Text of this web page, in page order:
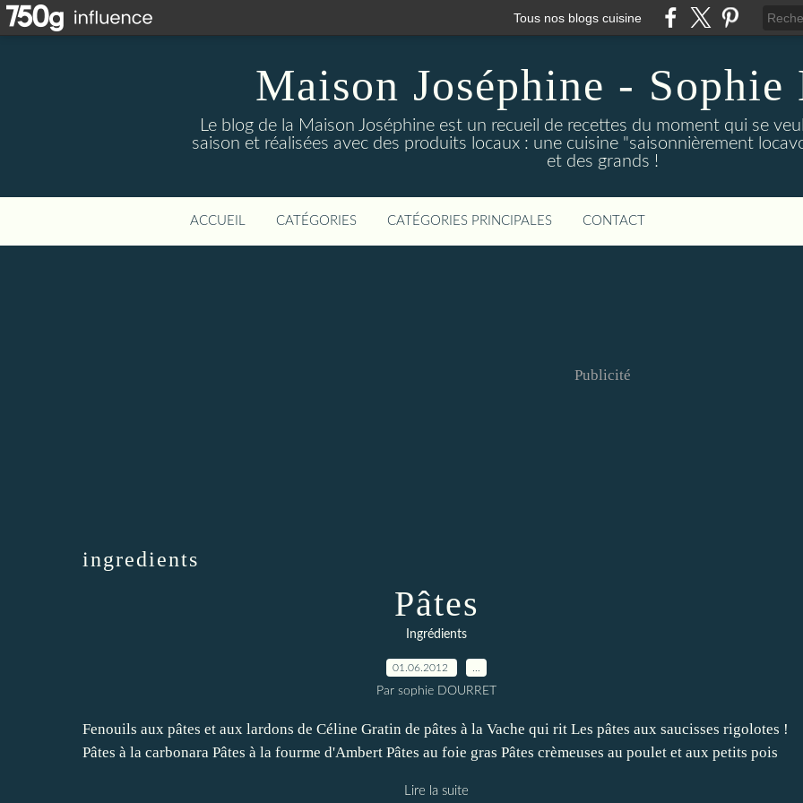
Tous nos blogs cuisine
Maison Joséphine - Sophie
Le blog de la Maison Joséphine est un recueil de recettes du moment qui se
saison et réalisées avec des produits locaux : une cuisine "saisonnièrement
et des grands !
ACCUEIL CATÉGORIES CATÉGORIES PRINCIPALES CONTACT
Publicité
ingredients
Pâtes
Ingrédients
01.06.2012
Par sophie DOURRET
Fenouils aux pâtes et aux lardons de Céline Gratin de pâtes à la Vache qui rit Les pâtes aux saucisses rigolotes !
Pâtes à la carbonara Pâtes à la fourme d'Ambert Pâtes au foie gras Pâtes crèmeuses au poulet et aux petits pois
Lire la suite